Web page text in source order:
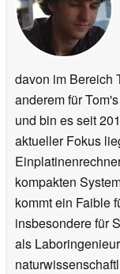
davon im Bereich
anderem für
und bin es seit
aktueller Fokus
kompakten
kommt ein Faible
insbesondere für
als